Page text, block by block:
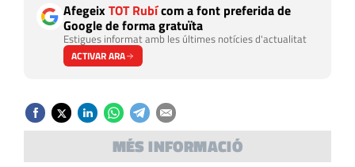
AfegeixTOT Rubícom a font preferida de
Google de forma gratuïta
Estigues informat amb les últimes notícies d'actualitat
ACTIVAR ARA
MÉS INFORMACIÓ